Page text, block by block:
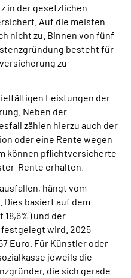
(DGS)
in der gesetzlichen
Auf die meisten
nicht zu. Binnen von fünf
besteht für
zu
Leistungen der
Neben der
zählen hierzu auch der
oder eine Rente wegen
können pflichtversicherte
Rente erhalten.
hängt vom
basiert auf dem
und der
wird. 2025
Euro. Für Künstler oder
jeweils die
die sich gerade